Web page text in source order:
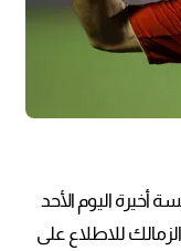
أخيرة اليوم الأحد
نادى الزمالك للاطلاع على